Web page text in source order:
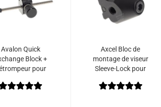
Avalon Quick
Block +
pour
Tec Hybrid
Axcel Bloc de
montage de viseur
Sleeve-Lock pour
UNC 8-32